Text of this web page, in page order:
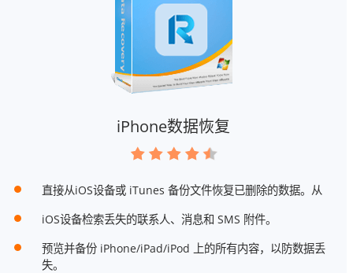
iPhone数据恢复
直接从iOS设备或 iTunes 备份文件恢复已删除的数据。从
iOS设备检索丢失的联系人、消息和 SMS 附件。
预览并备份 iPhone/iPad/iPod 上的所有内容，以防数据丢
失。